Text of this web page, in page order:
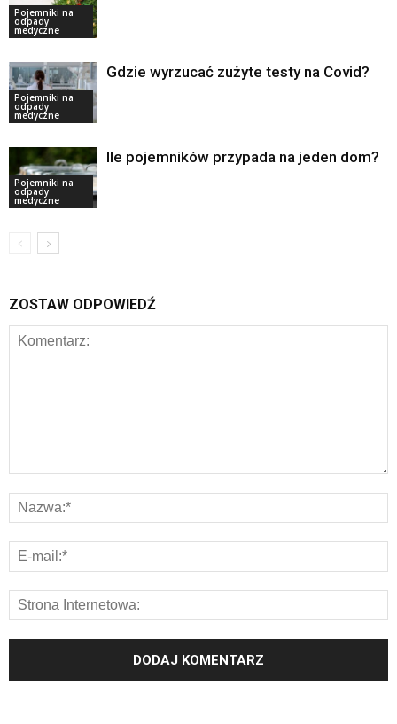
Pojemniki na
odpady
medyczne
Pojemniki na
odpady
medyczne
Gdzie wyrzucać zużyte testy na Covid?
Pojemniki na
odpady
medyczne
Ile pojemników przypada na jeden dom?
ZOSTAW ODPOWIEDŹ